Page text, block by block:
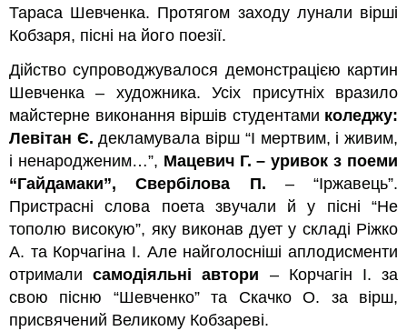
o
k
g
e
r
a
m
p
p
Тараса Шевченка. Протягом заходу лунали вірші
Кобзаря, пісні на його поезії.
Дійство супроводжувалося демонстрацією картин
Шевченка – художника. Усіх присутніх вразило
майстерне виконання віршів студентами коледжу:
Левітан Є. декламувала вірш “І мертвим, і живим,
і ненародженим…”, Мацевич Г. – уривок з поеми
“Гайдамаки”,
Свербілова П. – “Іржавець”.
Пристрасні слова поета звучали й у пісні “Не
тополю високую”, яку виконав дует у складі Ріжко
А. та Корчагіна І. Але найголосніші аплодисменти
отрималисамодіяльні автори – Корчагін І. за
свою пісню “Шевченко” та Скачко О. за вірш,
присвячений Великому Кобзареві.